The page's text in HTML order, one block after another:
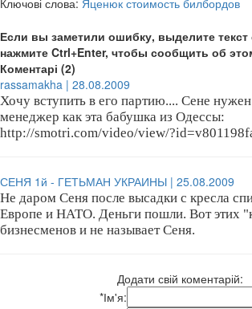
Ключові слова: Яценюк стоимость билбордов
Если вы заметили ошибку, выделите
нажмите Ctrl+Enter, чтобы сообщить об
Коментарі (2)
rassamakha | 28.08.2009
Хочу вступить в его партию.... Сене
менеджер как эта бабушка из Одессы:
http://smotri.com/video/view/
СЕНЯ 1й - ГЕТЬМАН УКРАИНЫ | 25.08.2009
Не даром Сеня после высадки с кресла
Европе и НАТО. Деньги пошли. Вот этих
бизнесменов и не называет Сеня.
Додати свій коментарій:
*Ім'я: